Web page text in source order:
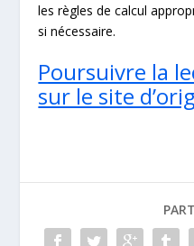
les règles de calcul
si nécessaire.
Poursuivre la
sur le site